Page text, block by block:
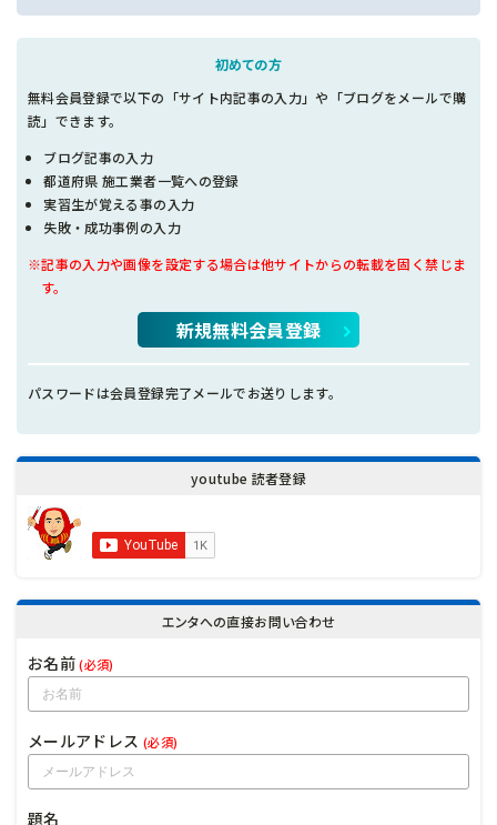
初めての方
無料会員登録で以下の「サイト内記事の入力」や「ブログをメールで購
読」できます。
ブログ記事の入力
都道府県 施工業者一覧への登録
実習生が覚える事の入力
失敗・成功事例の入力
※記事の入力や画像を設定する場合は他サイトからの転載を固く禁じま
す。
新規無料会員登録
パスワードは会員登録完了メールでお送りします。
youtube 読者登録
エンタへの直接お問い合わせ
お名前(必須)
メールアドレス (必須)
題名